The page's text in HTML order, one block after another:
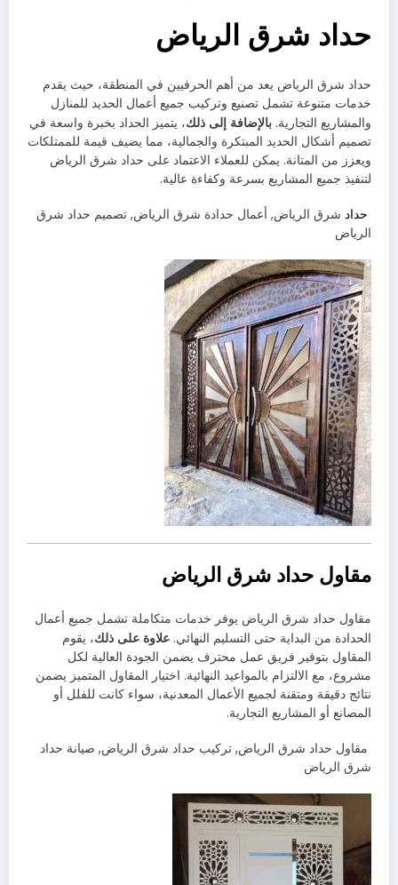
حداد شرق الرياض
حداد شرق الرياض يعد من أهم الحرفيين في المنطقة، حيث يقدم
خدمات متنوعة تشمل تصنيع وتركيب جميع أعمال الحديد للمنازل
والمشاريع التجارية. بالإضافة إلى ذلك، يتميز الحداد بخبرة واسعة في
تصميم أشكال الحديد المبتكرة والجمالية، مما يضيف قيمة للممتلكات
ويعزز من المتانة. يمكن للعملاء الاعتماد على حداد شرق الرياض
لتنفيذ جميع المشاريع بسرعة وكفاءة عالية.
حداد شرق الرياض, أعمال حدادة شرق الرياض, تصميم حداد شرق
الرياض
مقاول حداد شرق الرياض
مقاول حداد شرق الرياض يوفر خدمات متكاملة تشمل جميع أعمال
الحدادة من البداية حتى التسليم النهائي. علاوة على ذلك، يقوم
المقاول بتوفير فريق عمل محترف يضمن الجودة العالية لكل
مشروع، مع الالتزام بالمواعيد النهائية. اختيار المقاول المتميز يضمن
نتائج دقيقة ومتقنة لجميع الأعمال المعدنية، سواء كانت للفلل أو
المصانع أو المشاريع التجارية.
مقاول حداد شرق الرياض, تركيب حداد شرق الرياض, صيانة حداد
شرق الرياض